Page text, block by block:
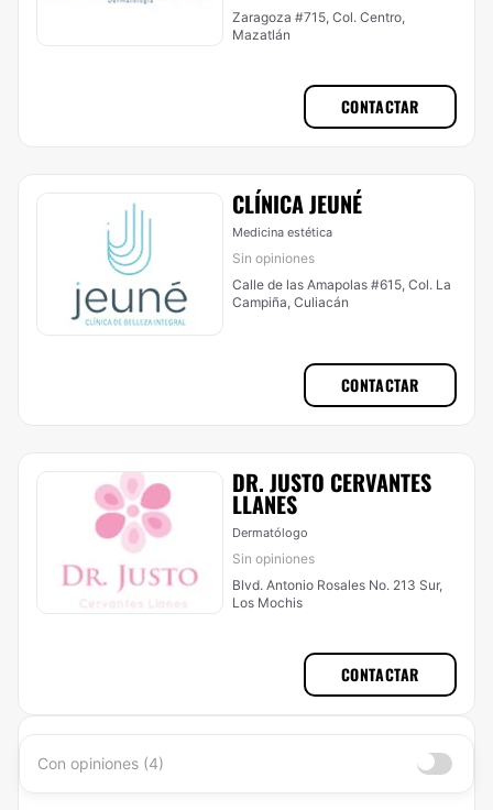
Zaragoza #715, Col. Centro,
Mazatlán
CONTACTAR
CLÍNICA JEUNÉ
Medicina estética
Sin opiniones
Calle de las Amapolas #615, Col. La
Campiña, Culiacán
CONTACTAR
DR. JUSTO CERVANTES
LLANES
Dermatólogo
Sin opiniones
Blvd. Antonio Rosales No. 213 Sur,
Los Mochis
CONTACTAR
Con opiniones (4)